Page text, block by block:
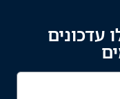
עדכונים